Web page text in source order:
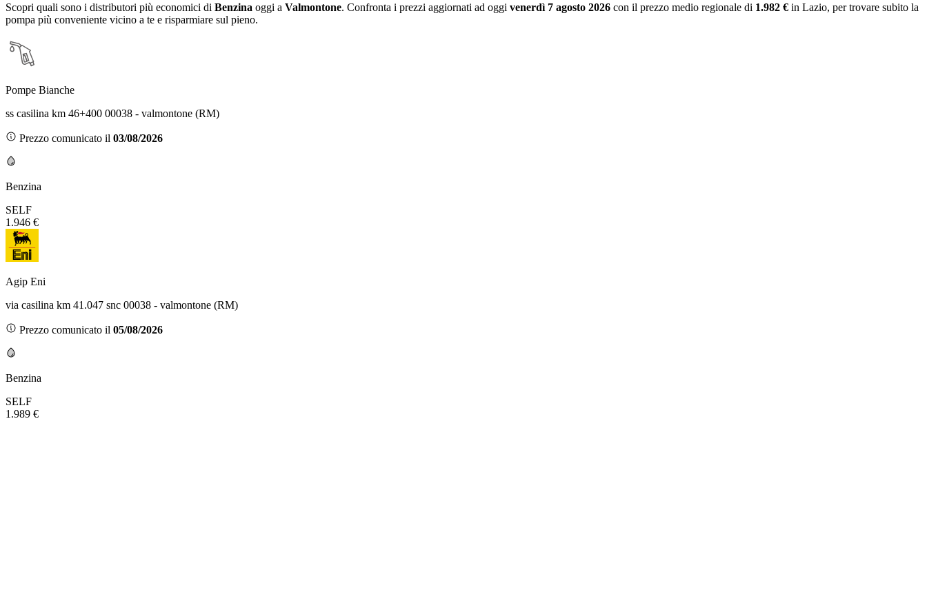
Scopri quali sono i distributori più economici di Benzina oggi a Valmontone. Confronta i prezzi aggiornati ad oggi venerdì 7 agosto 2026 con il prezzo medio regionale di 1.982 € in Lazio, per trovare subito la
pompa più conveniente vicino a te e risparmiare sul pieno.
Pompe Bianche
ss casilina km 46+400 00038 - valmontone (RM)
Prezzo comunicato il 03/08/2026
Benzina
SELF
1.946 €
Agip Eni
via casilina km 41.047 snc 00038 - valmontone (RM)
Prezzo comunicato il 05/08/2026
Benzina
SELF
1.989 €